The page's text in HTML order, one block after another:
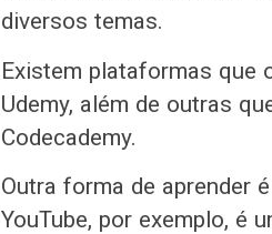
diversos temas.
Existem plataformas que
Udemy, além de outras
Codecademy.
Outra forma de aprender
YouTube, por exemplo, é